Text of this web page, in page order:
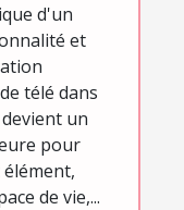
d'un
et
télé dans
un
pour
élément,
de vie,...